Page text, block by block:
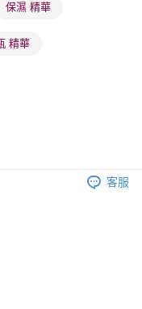
保濕 精華
精華
客服